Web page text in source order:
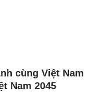
cùng Việt Nam
Nam 2045